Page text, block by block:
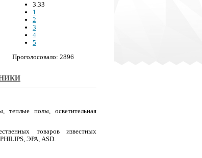
3.33
1
2
3
4
5
Проголосовало: 2896
теплые полы, осветительная
товаров известных
ЭРА, ASD.